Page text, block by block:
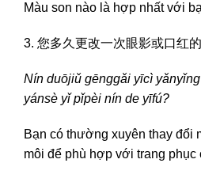
Màu son nào là hợp nhất với
3. 您多久更改一次眼影或口红
Nín duōjiǔ gēnggǎi yīcì
yánsè yǐ pǐpèi nín de yīfú?
Bạn có thường xuyên thay đổi
môi để phù hợp với trang phục